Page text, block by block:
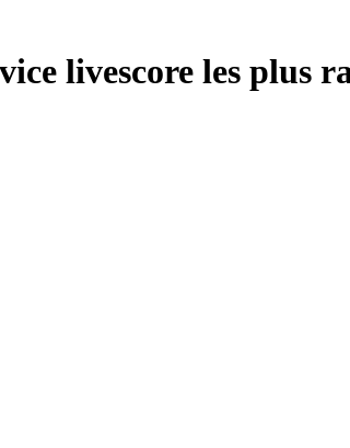
livescore les plus